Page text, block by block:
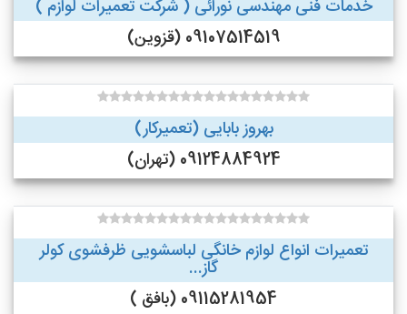
خدمات فنی مهندسی نورائی ( شرکت تعمیرات لوازم )
09107514519 (قزوین)
بهروز بابایی (تعمیرکار)
09124884924 (تهران)
تعمیرات انواع لوازم خانگی لباسشویی ظرفشوی کولر
گاز...
09115281954 (بافق )